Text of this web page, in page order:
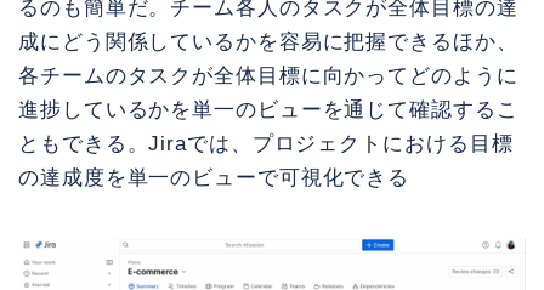
るのも簡単だ。チーム各人のタスクが全体目標の達
成にどう関係しているかを容易に把握できるほか、
各チームのタスクが全体目標に向かってどのように
進捗しているかを単一のビューを通じて確認するこ
ともできる。Jiraでは、プロジェクトにおける目標
の達成度を単一のビューで可視化できる